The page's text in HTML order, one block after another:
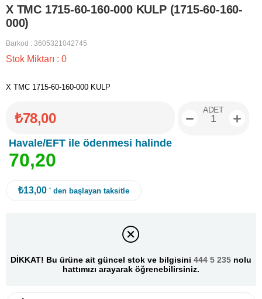
X TMC 1715-60-160-000 KULP (1715-60-160-
000)
Barkod : 3605321042745
Stok Miktarı : 0
X TMC 1715-60-160-000 KULP
₺78,00
Havale/EFT ile ödenmesi halinde
70,20
ADET
₺13,00 ' den başlayan taksitle
DİKKAT! Bu ürüne ait güncel stok ve bilgisini 444 5 235 nolu
hattımızı arayarak öğrenebilirsiniz.